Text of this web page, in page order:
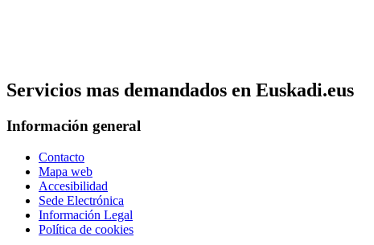
Servicios mas demandados en Euskadi.eus
Información general
Contacto
Mapa web
Accesibilidad
Sede Electrónica
Información Legal
Política de cookies